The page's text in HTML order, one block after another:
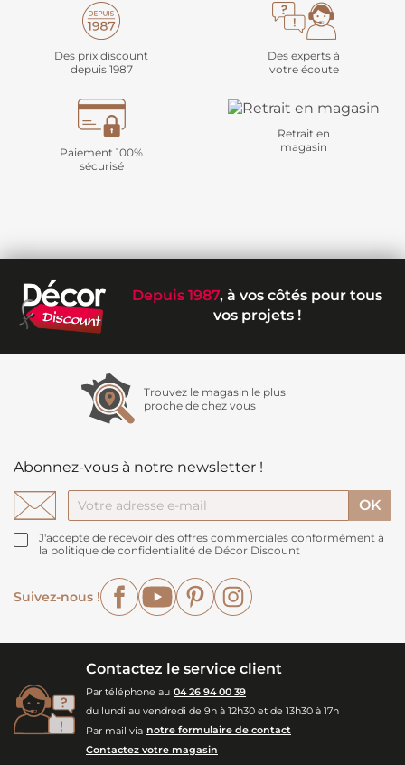
Des prix discount
depuis 1987
Des experts à
votre écoute
Paiement 100%
sécurisé
Retrait en
magasin
Depuis 1987, à vos côtés pour tous
vos projets !
Trouvez le magasin le plus
proche de chez vous
Abonnez-vous à notre newsletter !
J'accepte de recevoir des offres commerciales conformément à
la politique de confidentialité de Décor Discount
Suivez-nous !
FacebookYouTubePinterest
Contactez le service client
Par téléphone au 04 26 94 00 39
du lundi au vendredi de 9h à 12h30 et de 13h30 à 17h
Par mail via notre formulaire de contact
Contactez votre magasin